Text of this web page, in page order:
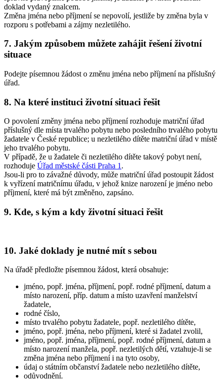
doklad vydaný znalcem.
Změna jména nebo příjmení se nepovolí, jestliže by změna byla v
rozporu s potřebami a zájmy nezletilého.
7. Jakým způsobem můžete zahájit řešení životní
situace
Podejte písemnou žádost o změnu jména nebo příjmení na příslušný
úřad.
8. Na které instituci životní situaci řešit
O povolení změny jména nebo příjmení rozhoduje matriční úřad
příslušný dle místa trvalého pobytu nebo posledního trvalého pobytu
žadatele v České republice; u nezletilého dítěte matriční úřad v místě
jeho trvalého pobytu.
V případě, že u žadatele či nezletilého dítěte takový pobyt není,
rozhoduje Úřad městské části Praha 1 .
Jsou-li pro to závažné důvody, může matriční úřad postoupit žádost
k vyřízení matričnímu úřadu, v jehož knize narození je jméno nebo
příjmení, které má být změněno, zapsáno.
9. Kde, s kým a kdy životní situaci řešit
10. Jaké doklady je nutné mít s sebou
Na úřadě předložte písemnou žádost, která obsahuje:
jméno, popř. jména, příjmení, popř. rodné příjmení, datum a
místo narození, příp. datum a místo uzavření manželství
žadatele,
rodné číslo,
místo trvalého pobytu žadatele, popř. nezletilého dítěte,
jméno, popř. jména, nebo příjmení, které si žadatel zvolil,
jméno, popř. jména, příjmení, popř. rodné příjmení, datum a
místo narození manžela, popř. nezletilých dětí, vztahuje-li se
změna jména nebo příjmení i na tyto osoby,
údaj o státním občanství žadatele nebo nezletilého dítěte,
odůvodnění.